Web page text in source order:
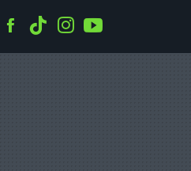
TwitterFacebook
TiktokInstagram